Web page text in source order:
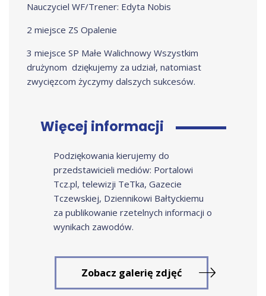
Nauczyciel WF/Trener: Edyta Nobis
2 miejsce ZS Opalenie
3 miejsce SP Małe Walichnowy Wszystkim
drużynom dziękujemy za udział, natomiast
zwycięzcom życzymy dalszych sukcesów.
Więcej informacji
Podziękowania kierujemy do
przedstawicieli mediów: Portalowi
Tcz.pl, telewizji TeTka, Gazecie
Tczewskiej, Dziennikowi Bałtyckiemu
za publikowanie rzetelnych informacji o
wynikach zawodów.
Zobacz galerię zdjęć